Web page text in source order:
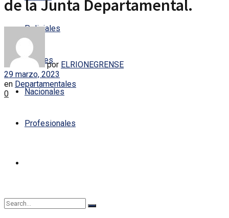
Policiales
Locales
Nacionales
Profesionales
de la Junta Departamental.
por ELRIONEGRENSE
29 marzo, 2023
en Departamentales
0